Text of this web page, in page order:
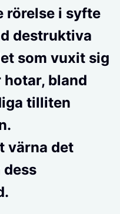
rörelse i syfte
destruktiva
som vuxit sig
bland
tilliten
värna det
dess